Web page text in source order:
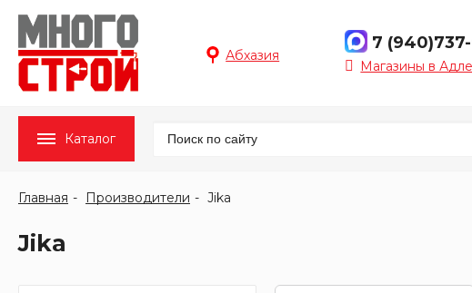
Абхазия
7
Магазины в
Каталог
Главная Производители Jika
Jika